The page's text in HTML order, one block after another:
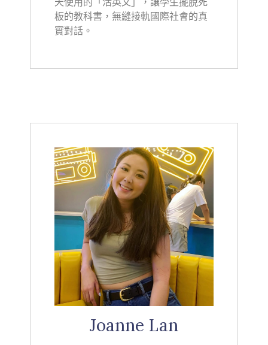
板的教科書，無縫接軌國際社會的真
實對話。
Joanne Lan